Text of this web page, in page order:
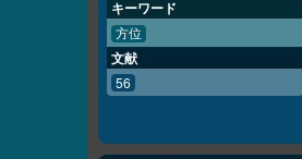
キーワード
方位
文献
56